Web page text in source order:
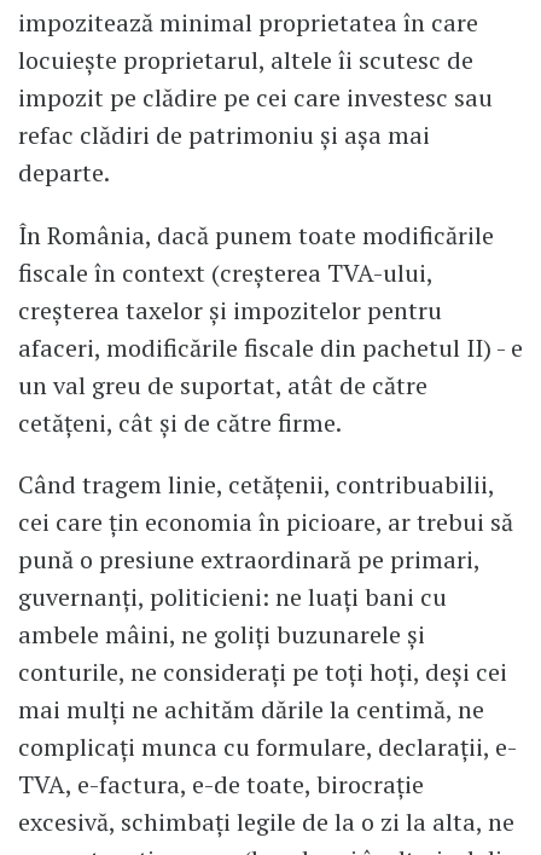
impozitează minimal proprietatea în care
locuiește proprietarul, altele îi scutesc de
impozit pe clădire pe cei care investesc sau
refac clădiri de patrimoniu și așa mai
departe.
În România, dacă punem toate modificările
fiscale în context (creșterea TVA-ului,
creșterea taxelor și impozitelor pentru
afaceri, modificările fiscale din pachetul II) - e
un val greu de suportat, atât de către
cetățeni, cât și de către firme.
Când tragem linie, cetățenii, contribuabilii,
cei care țin economia în picioare, ar trebui să
pună o presiune extraordinară pe primari,
guvernanți, politicieni: ne luați bani cu
ambele mâini, ne goliți buzunarele și
conturile, ne considerați pe toți hoți, deși cei
mai mulți ne achităm dările la centimă, ne
complicați munca cu formulare, declarații, e-
TVA, e-factura, e-de toate, birocrație
excesivă, schimbați legile de la o zi la alta, ne